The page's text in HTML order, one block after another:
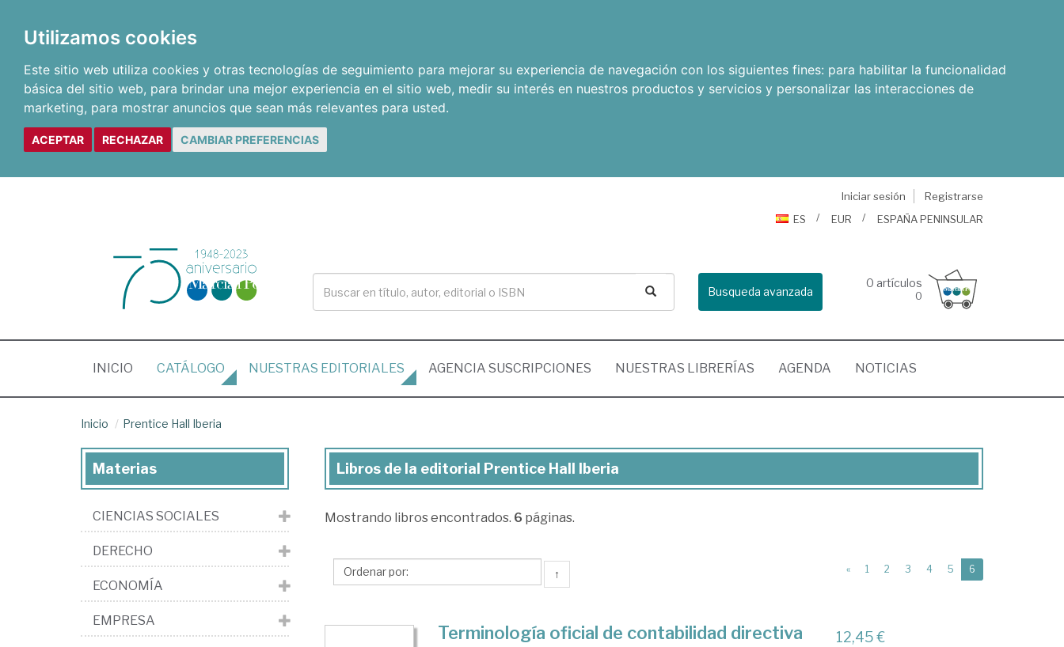
Utilizamos cookies
Este sitio web utiliza cookies y otras tecnologías de seguimiento para mejorar su experiencia de navegación con los siguientes fines: para habilitar la funcionalidad
básica del sitio web, para brindar una mejor experiencia en el sitio web, medir su interés en nuestros productos y servicios y personalizar las interacciones de
marketing, para mostrar anuncios que sean más relevantes para usted.
ACEPTAR RECHAZAR CAMBIAR PREFERENCIAS
Iniciar sesión
Registrarse
ES
EUR ESPAÑA PENINSULAR
Busqueda avanzada
0 artículos
0
INICIO (CURRENT)
CATÁLOGO NUESTRAS EDITORIALES AGENCIA SUSCRIPCIONES NUESTRAS LIBRERÍAS AGENDA NOTICIAS
Inicio Prentice Hall Iberia
Libros
la
Prentice
Iberia
Libros de la editorial Prentice Hall Iberia
Mostrando libros encontrados. 6 páginas.
↑ « 1 2 3 4 5 6
Terminología oficial de contabilidad directiva 12,45 €
Materias
CIENCIAS SOCIALES
DERECHO
ECONOMÍA
EMPRESA